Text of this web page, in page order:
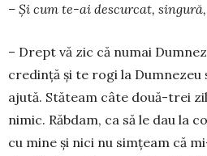
– Și cum te-ai descurcat,
– Drept vă zic că numai
credință și te rogi la Dum­­nezeu
ajută. Stă­team câte două-trei
nimic. Răbdam, ca să le dau la
cu mine și nici nu sim­țeam că